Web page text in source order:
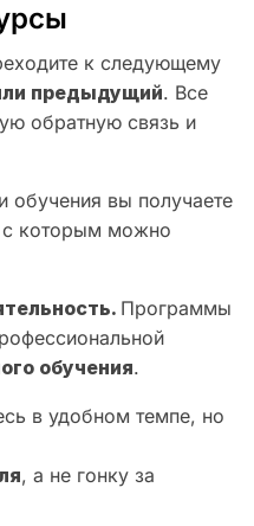
к следующему
предыдущий. Все
обратную связь и
обучения вы получаете
которым можно
Программы
обучения.
в удобном темпе, но
, а не гонку за